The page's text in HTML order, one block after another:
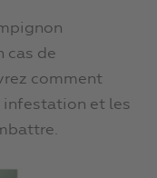
cas de
comment
infestation et les